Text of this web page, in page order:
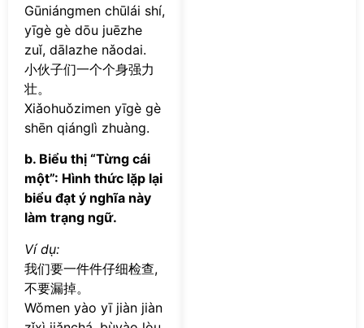
Gūniángmen chūlái shí,
yīgè gè dōu juēzhe
zuǐ, dālazhe nǎodai.
小伙子们一个个身强力
壮。
Xiǎohuǒzimen yīgè gè
shēn qiánglì zhuàng.
b. Biểu thị “Từng cái
một”: Hình thức lặp lại
biểu đạt ý nghĩa này
làm trạng ngữ.
Ví dụ:
我们要一件件仔细检查,
不要漏掉。
Wǒmen yào yī jiàn jiàn